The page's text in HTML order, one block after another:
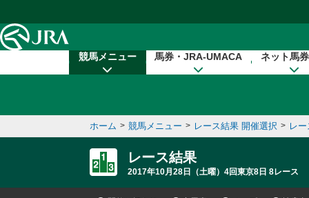
競馬メニュー 馬券・JRA-UMACA ネット馬
ホーム > 競馬メニュー > レース結果 開催選択 > レ
レース結果
2017年10月28日（土曜）4回東京8日 8レース